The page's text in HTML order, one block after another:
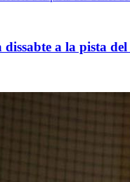
a la pista